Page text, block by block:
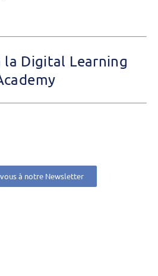
la Digital Learning
à notre Newsletter